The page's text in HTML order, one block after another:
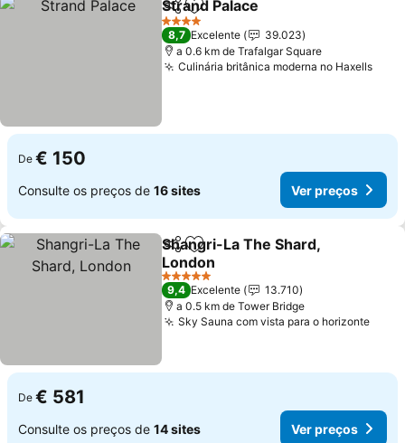
PartilharAdicionar aos favoritos
Strand Palace
4 Estrelas
8,7 Excelente
39.023
a 0.6 km de Trafalgar Square
Culinária britânica moderna no HaxellsVer
De € 150
Consulte os preços de 16 sites Ver preços
PartilharAdicionar aos favoritos
Shangri-La The Shard,
London
Ver preços
5 Estrelas
9,4 Excelente
13.710
a 0.5 km de Tower Bridge
Sky Sauna com vista para o horizonteVer
De € 581
Consulte os preços de 14 sites Ver preços